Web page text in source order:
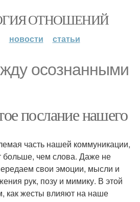
ОТНОШЕНИЙ
новости статьи
осознанными
послание нашего
часть нашей коммуникации,
больше, чем слова. Даже не
свои эмоции, мысли и
рук, позу и мимику. В этой
как жесты влияют на наше